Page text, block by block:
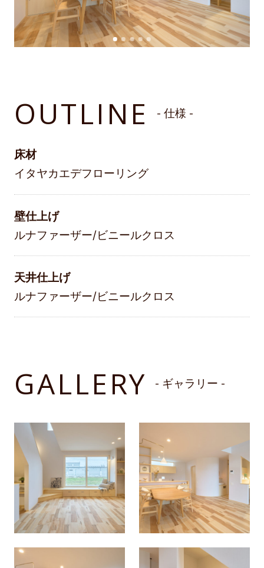
OUTLINE - 仕様 -
床材
イタヤカエデフローリング
壁仕上げ
ルナファーザー/ビニールクロス
天井仕上げ
ルナファーザー/ビニールクロス
GALLERY - ギャラリー -